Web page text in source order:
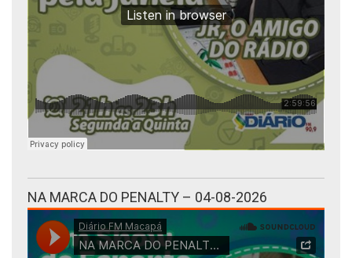
NA MARCA DO PENALTY – 04-08-2026